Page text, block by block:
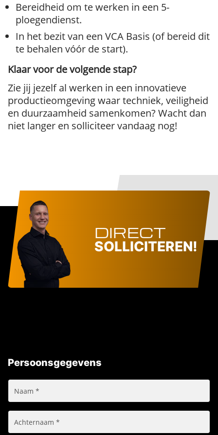
Bereidheid om te werken in een 5-
ploegendienst.
In het bezit van een VCA Basis (of bereid dit
te behalen vóór de start).
Klaar voor de volgende stap?
Zie jij jezelf al werken in een innovatieve
productieomgeving waar techniek, veiligheid
en duurzaamheid samenkomen? Wacht dan
niet langer en solliciteer vandaag nog!
DIRECT
SOLLICITEREN!
Persoonsgegevens